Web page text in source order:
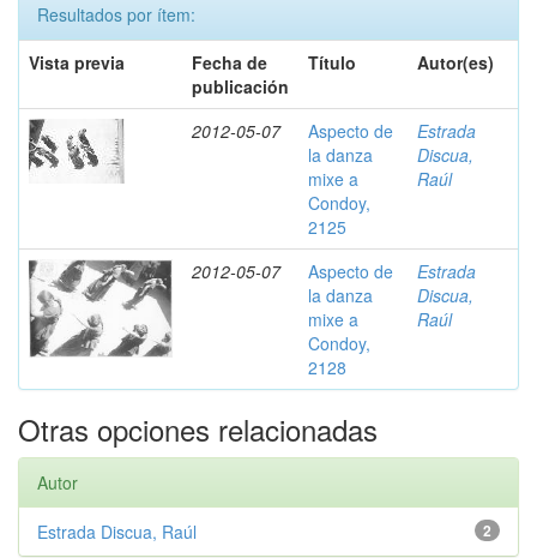
Resultados por ítem:
Vista previa
Fecha de
publicación
Título Autor(es)
2012-05-07
Aspecto de
la danza
mixe a
Condoy,
2125
Estrada
Discua,
Raúl
2012-05-07
Aspecto de
la danza
mixe a
Condoy,
2128
Estrada
Discua,
Raúl
Otras opciones relacionadas
Autor
2
Estrada Discua, Raúl